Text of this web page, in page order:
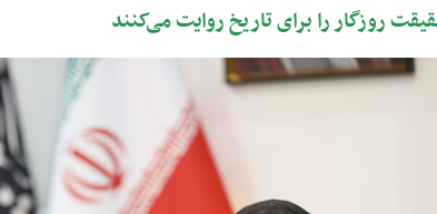
روزگار را برای تاریخ روایت می‌کنند